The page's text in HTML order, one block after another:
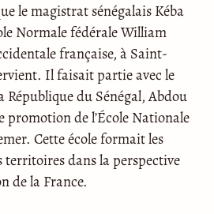
le magistrat sénégalais Kéba
Normale fédérale William
française, à Saint-
Il faisait partie avec le
du Sénégal, Abdou
promotion de l’École Nationale
Cette école formait les
dans la perspective
de la France.